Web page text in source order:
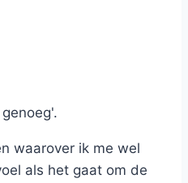
waarover ik me wel
als het gaat om de